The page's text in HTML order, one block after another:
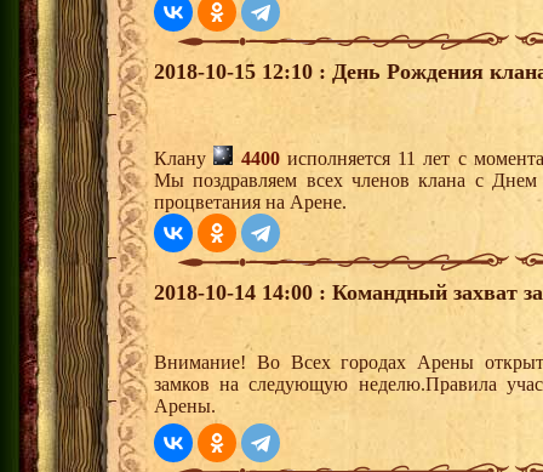
2018-10-15 12:10 : День Рождения
Клану 4400исполняется 11 лет с
Мы поздравляем всех членов клана с
процветания на Арене.
2018-10-14 14:00 : Командный захват
Внимание! Во Всех городах Арены
замков на следующую неделю.Правила
Арены.